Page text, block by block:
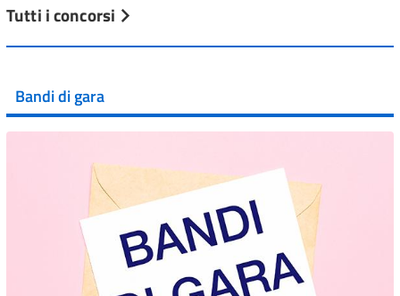
Tutti i concorsi
Bandi di gara